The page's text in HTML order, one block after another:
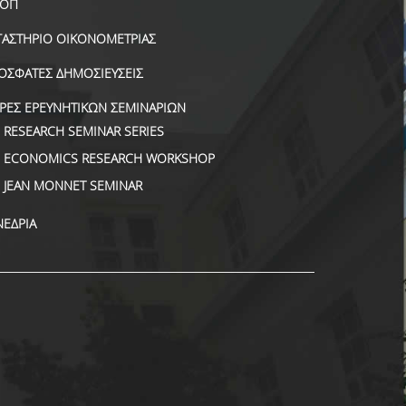
ΟΙΚΟΝΟΜΕΤΡΙΑΣ
ΔΗΜΟΣΙΕΥΣΕΙΣ
ΕΡΕΥΝΗΤΙΚΩΝ ΣΕΜΙΝΑΡΙΩΝ
RESEARCH SEMINAR SERIES
ECONOMICS RESEARCH WORKSHOP
JEAN MONNET SEMINAR